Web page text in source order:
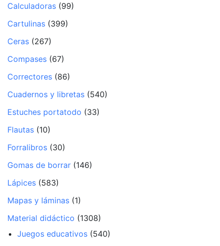
Calculadoras (99)
Cartulinas (399)
Ceras (267)
Compases (67)
Correctores (86)
Cuadernos y libretas (540)
Estuches portatodo (33)
Flautas (10)
Forralibros (30)
Gomas de borrar (146)
Lápices (583)
Mapas y láminas (1)
Material didáctico (1308)
Juegos educativos (540)